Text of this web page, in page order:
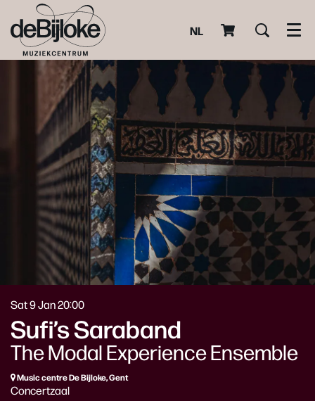
NL
Sufi’s Saraband
The Modal Experience Ensemble
Sat 9 Jan20:00
Music centre De Bijloke, Gent
Concertzaal